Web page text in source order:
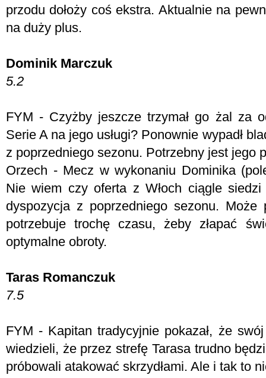
przodu dołoży coś ekstra. Aktualnie na
na duży plus.
Dominik Marczuk
5.2
FYM - Czyżby jeszcze trzymał go żal za
Serie A na jego usługi? Ponownie wypadł
z poprzedniego sezonu. Potrzebny jest jego
Orzech - Mecz w wykonaniu Dominika
Nie wiem czy oferta z Włoch ciągle
dyspozycja z poprzedniego sezonu. Może
potrzebuje trochę czasu, żeby złapać
optymalne obroty.
Taras Romanczuk
7.5
FYM - Kapitan tradycyjnie pokazał, że
wiedzieli, że przez strefę Tarasa trudno
próbowali atakować skrzydłami. Ale i tak to